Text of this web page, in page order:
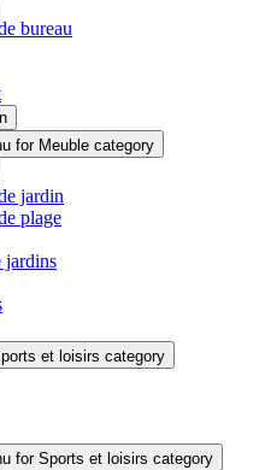
bureau
for Meuble category
jardin
plage
jardins
et loisirs category
for Sports et loisirs category